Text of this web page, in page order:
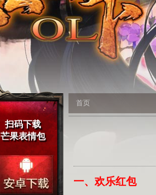
扫码下载
芒果表情包
首页
一、欢乐红包